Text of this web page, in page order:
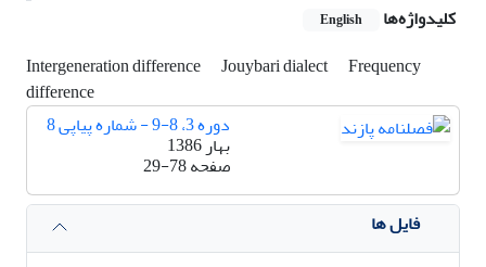
کلیدواژه‌ها
English
Intergeneration difference Jouybari dialect Frequency
difference
دوره 3، 8-9 - شماره پیاپی 8
بهار 1386
صفحه29-78
فایل ها